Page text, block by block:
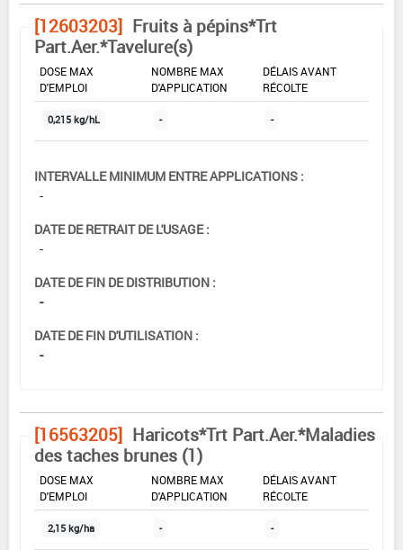
[12603203] Fruits à pépins*Trt
Part.Aer.*Tavelure(s)
DOSE MAX
D'EMPLOI
NOMBRE MAX
D'APPLICATION
DÉLAIS AVANT
RÉCOLTE
0,215 kg/hL - -
INTERVALLE MINIMUM ENTRE APPLICATIONS :
-
DATE DE RETRAIT DE L'USAGE :
-
DATE DE FIN DE DISTRIBUTION :
-
DATE DE FIN D'UTILISATION :
-
[16563205] Haricots*Trt Part.Aer.*Maladies
des taches brunes (1)
DOSE MAX
D'EMPLOI
NOMBRE MAX
D'APPLICATION
DÉLAIS AVANT
RÉCOLTE
2,15 kg/ha - -